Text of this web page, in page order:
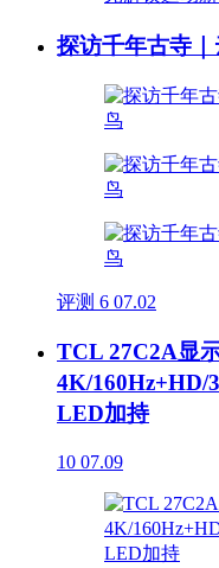
探访千年古寺
评测 6 07.02
TCL 27C2A显
4K/160Hz+HD/
LED加持
10 07.09